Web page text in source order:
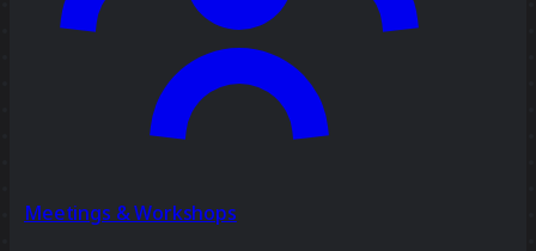
Meetings & Workshops